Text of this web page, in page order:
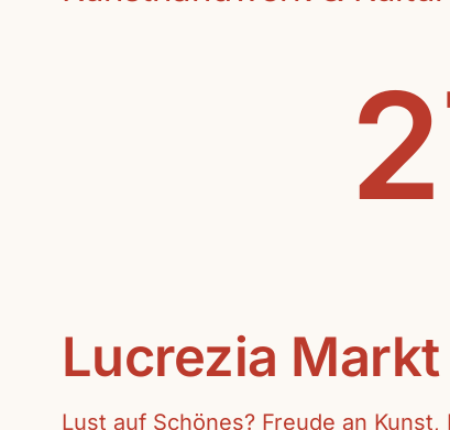
Lucrezia
Lust auf Schönes? Freude an